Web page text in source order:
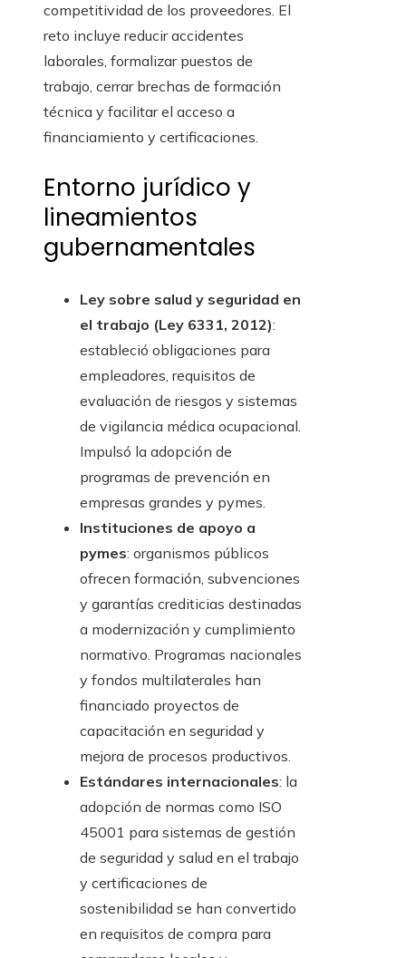
competitividad de los proveedores. El
reto incluye reducir accidentes
laborales, formalizar puestos de
trabajo, cerrar brechas de formación
técnica y facilitar el acceso a
financiamiento y certificaciones.
Entorno jurídico y
lineamientos
gubernamentales
Ley sobre salud y seguridad en
el trabajo (Ley 6331, 2012):
estableció obligaciones para
empleadores, requisitos de
evaluación de riesgos y sistemas
de vigilancia médica ocupacional.
Impulsó la adopción de
programas de prevención en
empresas grandes y pymes.
Instituciones de apoyo a
pymes: organismos públicos
ofrecen formación, subvenciones
y garantías crediticias destinadas
a modernización y cumplimiento
normativo. Programas nacionales
y fondos multilaterales han
financiado proyectos de
capacitación en seguridad y
mejora de procesos productivos.
Estándares internacionales: la
adopción de normas como ISO
45001 para sistemas de gestión
de seguridad y salud en el trabajo
y certificaciones de
sostenibilidad se han convertido
en requisitos de compra para